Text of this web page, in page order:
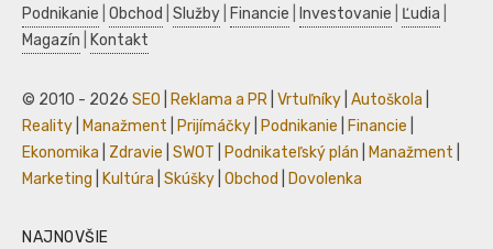
Podnikanie Obchod Služby Financie Investovanie Ľudia
Magazín
Kontakt
© 2010 - 2026 SEO Reklama a PR Vrtuľníky Autoškola
Reality
Manažment Prijímáčky Podnikanie Financie
Ekonomika
Zdravie SWOT Podnikateľský plán Manažment
Marketing
Kultúra Skúšky Obchod Dovolenka
NAJNOVŠIE